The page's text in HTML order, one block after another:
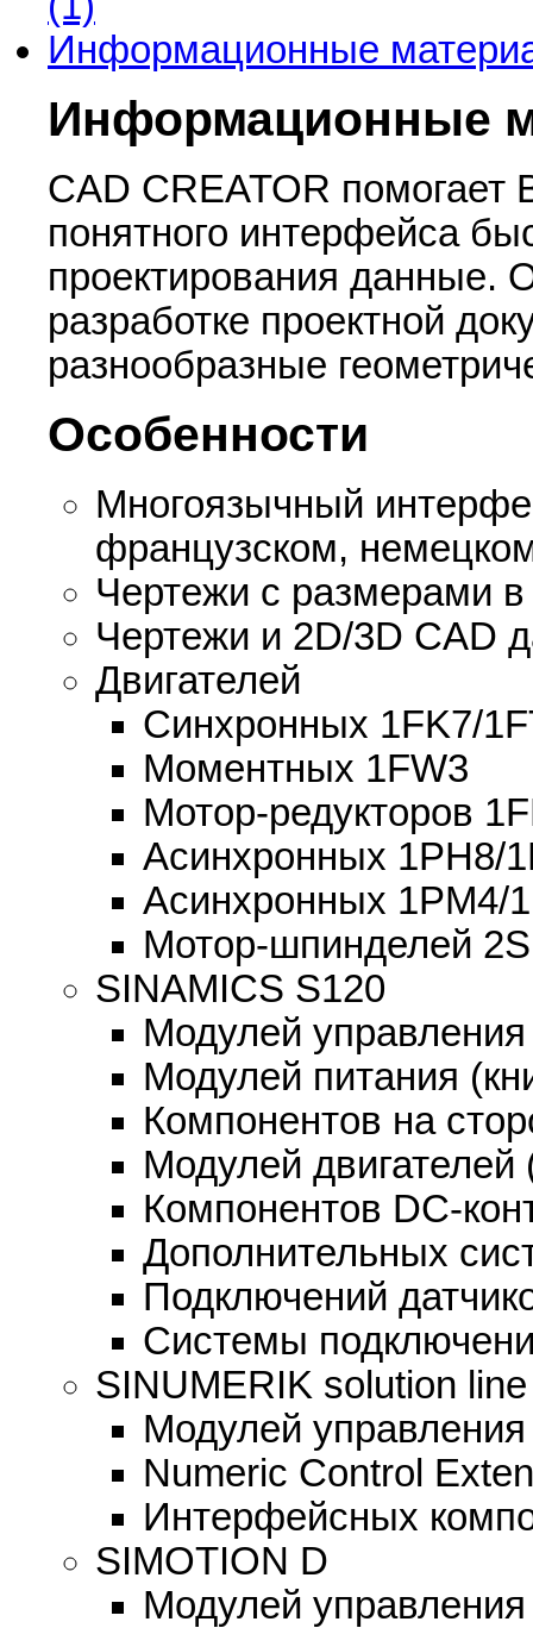
Информационные
Информационные
CAD CREATOR
понятного интерфейса
проектирования данные.
разработке проектной
разнообразные
Особенности
Многоязычный
французском,
Чертежи с размерами
Чертежи и 2D/3D CAD
Двигателей
Синхронных 1FK7/
Моментных 1FW3
Мотор-редукторов
Асинхронных 1PH8/
Асинхронных 1PM4/
Мотор-шпинделей
SINAMICS S120
Модулей управления
Модулей питания
Компонентов на
Модулей
Компонентов DC-
Дополнительных
Подключений
Системы
SINUMERIK solution line
Модулей управления
Numeric Control
Интерфейсных
SIMOTION D
Модулей